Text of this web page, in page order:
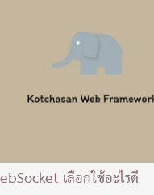
เลือกใช้อะไรดี